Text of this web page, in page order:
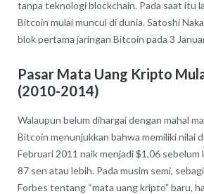
tanpa teknologi blockchain. Pada saat itu
Bitcoin mulai muncul di dunia. Satoshi
blok pertama jaringan Bitcoin pada 3
Pasar Mata Uang Kripto
(2010-2014)
Walaupun belum dihargai dengan mahal
Bitcoin menunjukkan bahwa memiliki nilai
Februari 2011 naik menjadi $1,06
87 sen atau lebih. Pada musim semi,
Forbes tentang “mata uang kripto” baru,